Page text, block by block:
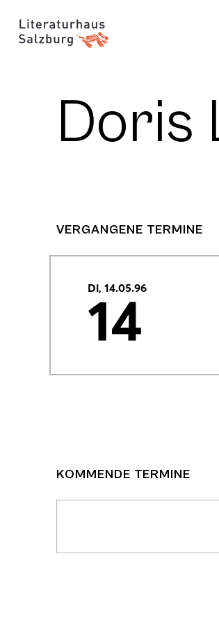
Doris
VERGANGENE TERMINE
Di, 14.05.96
14
KOMMENDE TERMINE